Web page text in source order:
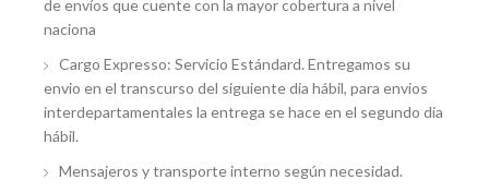
de envíos que cuente con la mayor cobertura a nivel
naciona
Cargo Expresso: Servicio Estándard. Entregamos su
envio en el transcurso del siguiente dia hábil, para envios
interdepartamentales la entrega se hace en el segundo dia
hábil.
Mensajeros y transporte interno según necesidad.